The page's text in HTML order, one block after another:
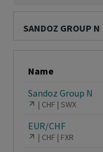
SANDOZ GROUP N
Name
Sandoz Group N
CHF SWX
EUR/CHF
CHF FXR